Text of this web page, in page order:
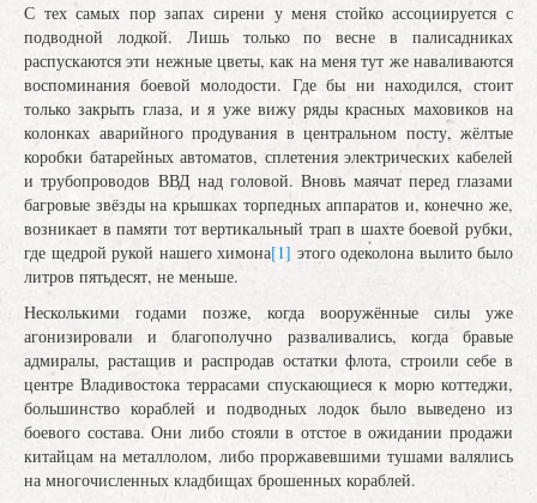
С тех самых пор запах сирени у меня стойко ассоциируется с
подводной лодкой. Лишь только по весне в палисадниках
распускаются эти нежные цветы, как на меня тут же наваливаются
воспоминания боевой молодости. Где бы ни находился, стоит
только закрыть глаза, и я уже вижу ряды красных маховиков на
колонках аварийного продувания в центральном посту, жёлтые
коробки батарейных автоматов, сплетения электрических кабелей
и трубопроводов ВВД над головой. Вновь маячат перед глазами
багровые звёзды на крышках торпедных аппаратов и, конечно же,
возникает в памяти тот вертикальный трап в шахте боевой рубки,
где щедрой рукой нашего химона[1] этого одеколона вылито было
литров пятьдесят, не меньше.
Несколькими годами позже, когда вооружённые силы уже
агонизировали и благополучно разваливались, когда бравые
адмиралы, растащив и распродав остатки флота, строили себе в
центре Владивостока террасами спускающиеся к морю коттеджи,
большинство кораблей и подводных лодок было выведено из
боевого состава. Они либо стояли в отстое в ожидании продажи
китайцам на металлолом, либо проржавевшими тушами валялись
на многочисленных кладбищах брошенных кораблей.